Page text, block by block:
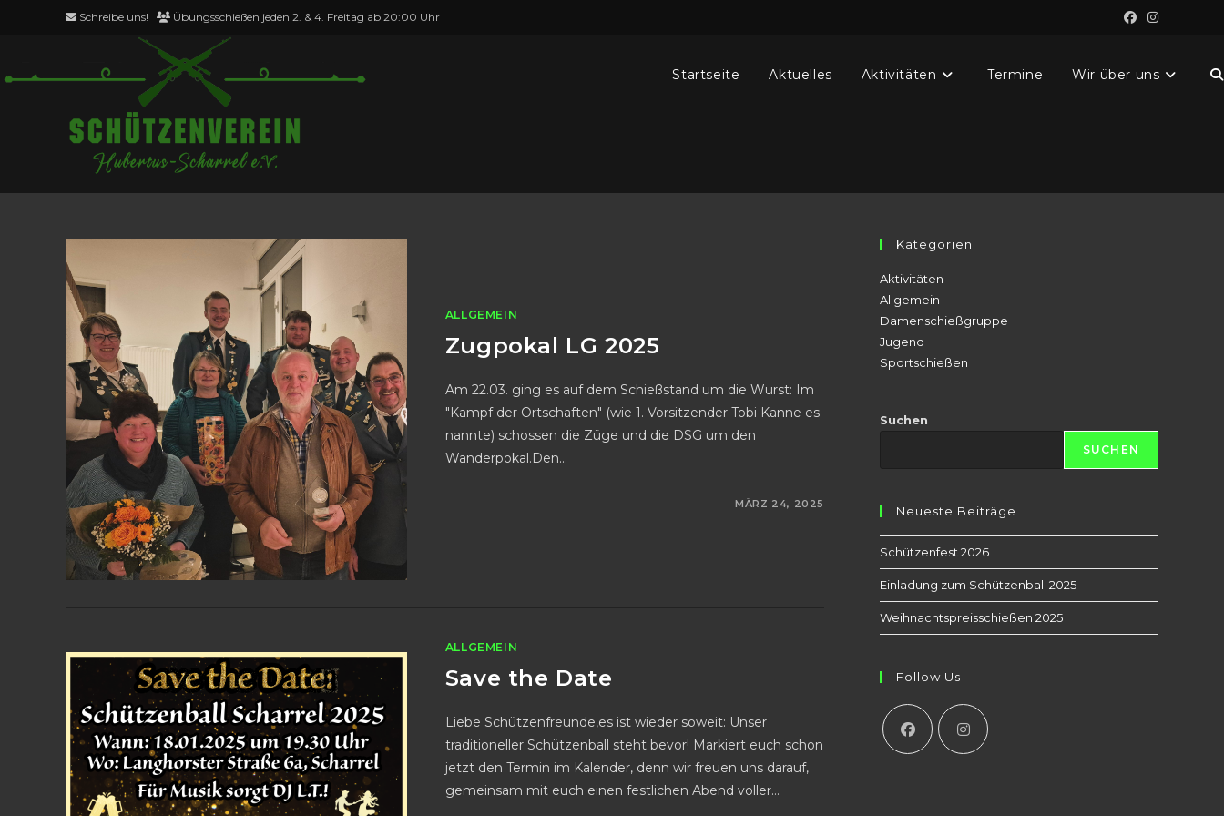
Schreibe uns! Übungsschießen jeden 2. & 4. Freitag ab 20:00 Uhr
Startseite Aktuelles Aktivitäten Termine Wir über uns
2025
ALLGEMEIN
Zugpokal LG 2025
Am 22.03. ging es auf dem Schießstand um die Wurst: Im
"Kampf der Ortschaften" (wie 1. Vorsitzender Tobi Kanne es
nannte) schossen die Züge und die DSG um den
Wanderpokal.Den…
MÄRZ 24, 2025
ALLGEMEIN
Save the Date
Liebe Schützenfreunde,es ist wieder soweit: Unser
traditioneller Schützenball steht bevor! Markiert euch schon
jetzt den Termin im Kalender, denn wir freuen uns darauf,
gemeinsam mit euch einen festlichen Abend voller…
Kategorien
Aktivitäten
Allgemein
Damenschießgruppe
Jugend
Sportschießen
Suchen
SUCHEN
Neueste Beiträge
Schützenfest 2026
Einladung zum Schützenball 2025
Weihnachtspreisschießen 2025
Follow Us